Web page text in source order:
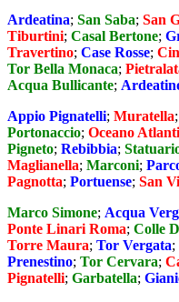
Ardeatina; San Saba; San
Tiburtini; Casal Bertone;
Travertino; Case Rosse;
Tor Bella Monaca;
Acqua Bullicante;
Appio Pignatelli; Muratella;
Portonaccio; Oceano
Pigneto; Rebibbia;
Maglianella; Marconi;
Pagnotta; Portuense; San
Marco Simone; Acqua
Ponte Linari Roma; Colle
Torre Maura; Tor Vergata;
Prenestino; Tor Cervara;
Pignatelli; Garbatella;